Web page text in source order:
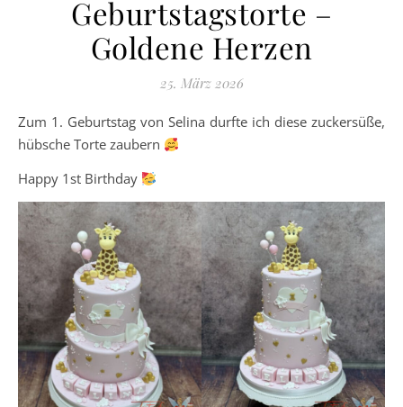
Geburtstagstorte –
Goldene Herzen
25. März 2026
Zum 1. Geburtstag von Selina durfte ich diese zuckersüße,
hübsche Torte zaubern
Happy 1st Birthday